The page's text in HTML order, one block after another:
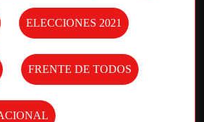
ELECCIONES 2021
FRENTE DE TODOS